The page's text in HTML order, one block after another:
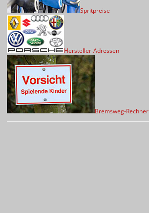
Spritpreise
Hersteller-Adressen
Bremsweg-Rechner